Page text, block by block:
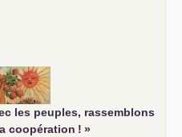
les peuples, rassemblons
coopération ! »